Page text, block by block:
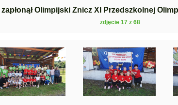
Olimpijski Znicz XI Przedszkolnej
zdjęcie 17 z 68